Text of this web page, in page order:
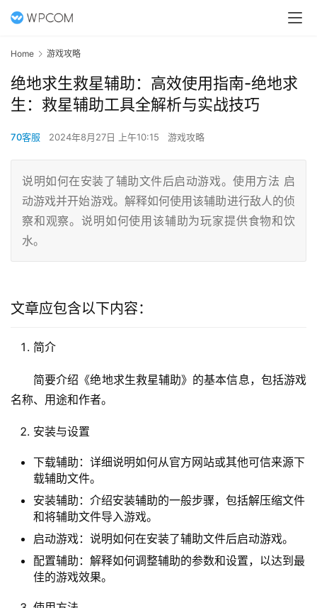
Home 游戏攻略
绝地求生救星辅助：高效使用指南-绝地求
生：救星辅助工具全解析与实战技巧
70客服 2024年8月27日 上午10:15 游戏攻略
说明如何在安装了辅助文件后启动游戏。使用方法 启
动游戏并开始游戏。解释如何使用该辅助进行敌人的侦
察和观察。说明如何使用该辅助为玩家提供食物和饮
水。
文章应包含以下内容：
简介
简要介绍《绝地求生救星辅助》的基本信息，包括游戏
名称、用途和作者。
安装与设置
下载辅助：详细说明如何从官方网站或其他可信来源下
载辅助文件。
安装辅助：介绍安装辅助的一般步骤，包括解压缩文件
和将辅助文件导入游戏。
启动游戏：说明如何在安装了辅助文件后启动游戏。
配置辅助：解释如何调整辅助的参数和设置，以达到最
佳的游戏效果。